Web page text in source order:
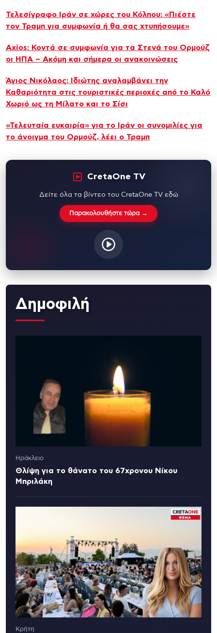
Τελεσίγραφο Ιράν σε χώρες του Κόλπου: «Πιέστε
τον Τραμπ για συμφωνία ή θα σας χτυπήσουμε»
Axios: Κοντά σε συμφωνία για τα Στενά του Ορμούζ
οι ΗΠΑ – Ακόμη και σήμερα οι ανακοινώσεις
Άγιος Νικόλαος: Ιδιώτης αναλαμβάνει την
Καθαριότητα στις τουριστικές περιοχές από το Καλό
Χωριό ως τη Μίλατο και το Σίσι
«Τελευταία ευκαιρία» για το Ιράν οι συνομιλίες για
το άνοιγμα του Ορμούζ, λέει ο Τραμπ
CretaOne TV
Δείτε όλα τα βίντεο του CretaOne TV εδώ
Παρακολουθήστε τώρα →
Δημοφιλή
Ηράκλειο
Θλίψη για το θάνατο του 67χρονου Νίκου
Μπριλάκη
Κρήτη